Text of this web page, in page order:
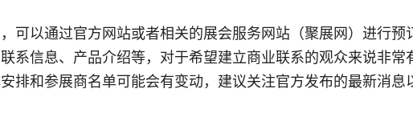
可以通过官方网站或者相关的展会服务网站（聚展网）进行预
系信息、产品介绍等，对于希望建立商业联系的观众来说非常
排和参展商名单可能会有变动，建议关注官方发布的最新消息